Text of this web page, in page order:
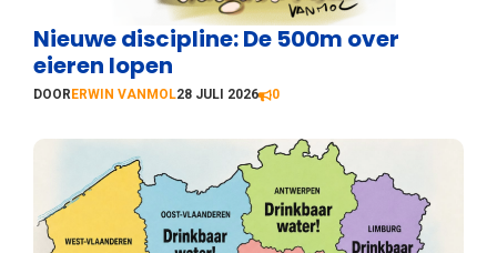
Nieuwe discipline: De 500m over
eieren lopen
DOOR ERWIN VANMOL28 JULI 2026 0